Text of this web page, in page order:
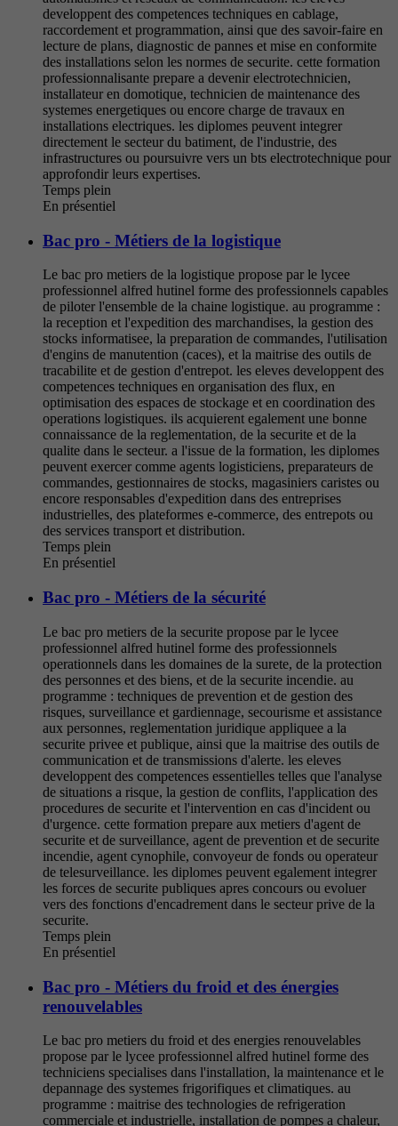
developpent des competences techniques en cablage,
raccordement et programmation, ainsi que des savoir-faire en
lecture de plans, diagnostic de pannes et mise en conformite
des installations selon les normes de securite. cette formation
professionnalisante prepare a devenir electrotechnicien,
installateur en domotique, technicien de maintenance des
systemes energetiques ou encore charge de travaux en
installations electriques. les diplomes peuvent integrer
directement le secteur du batiment, de l'industrie, des
infrastructures ou poursuivre vers un bts electrotechnique pour
approfondir leurs expertises.
Temps plein
En présentiel
Bac pro - Métiers de la logistique
Le bac pro metiers de la logistique propose par le lycee
professionnel alfred hutinel forme des professionnels capables
de piloter l'ensemble de la chaine logistique. au programme :
la reception et l'expedition des marchandises, la gestion des
stocks informatisee, la preparation de commandes, l'utilisation
d'engins de manutention (caces), et la maitrise des outils de
tracabilite et de gestion d'entrepot. les eleves developpent des
competences techniques en organisation des flux, en
optimisation des espaces de stockage et en coordination des
operations logistiques. ils acquierent egalement une bonne
connaissance de la reglementation, de la securite et de la
qualite dans le secteur. a l'issue de la formation, les diplomes
peuvent exercer comme agents logisticiens, preparateurs de
commandes, gestionnaires de stocks, magasiniers caristes ou
encore responsables d'expedition dans des entreprises
industrielles, des plateformes e-commerce, des entrepots ou
des services transport et distribution.
Temps plein
En présentiel
Bac pro - Métiers de la sécurité
Le bac pro metiers de la securite propose par le lycee
professionnel alfred hutinel forme des professionnels
operationnels dans les domaines de la surete, de la protection
des personnes et des biens, et de la securite incendie. au
programme : techniques de prevention et de gestion des
risques, surveillance et gardiennage, secourisme et assistance
aux personnes, reglementation juridique appliquee a la
securite privee et publique, ainsi que la maitrise des outils de
communication et de transmissions d'alerte. les eleves
developpent des competences essentielles telles que l'analyse
de situations a risque, la gestion de conflits, l'application des
procedures de securite et l'intervention en cas d'incident ou
d'urgence. cette formation prepare aux metiers d'agent de
securite et de surveillance, agent de prevention et de securite
incendie, agent cynophile, convoyeur de fonds ou operateur
de telesurveillance. les diplomes peuvent egalement integrer
les forces de securite publiques apres concours ou evoluer
vers des fonctions d'encadrement dans le secteur prive de la
securite.
Temps plein
En présentiel
Bac pro - Métiers du froid et des énergies
renouvelables
Le bac pro metiers du froid et des energies renouvelables
propose par le lycee professionnel alfred hutinel forme des
techniciens specialises dans l'installation, la maintenance et le
depannage des systemes frigorifiques et climatiques. au
programme : maitrise des technologies de refrigeration
commerciale et industrielle, installation de pompes a chaleur,